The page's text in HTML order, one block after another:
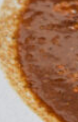
ゼント応募